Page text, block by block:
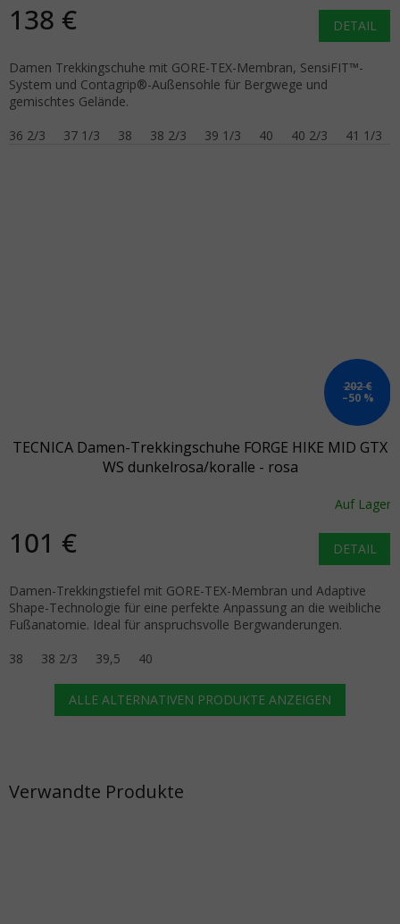
Verwandte Produkte
138 € DETAIL
Damen Trekkingschuhe mit GORE-TEX-Membran, SensiFIT™-
System und Contagrip®-Außensohle für Bergwege und
gemischtes Gelände.
36 2/3
37 1/3 38 38 2/3 39 1/3 40 40 2/3 41 1/3
202 €
–50 %
TECNICA Damen-Trekkingschuhe FORGE HIKE MID GTX
WS dunkelrosa/koralle - rosa
Auf Lager
101 € DETAIL
Damen-Trekkingstiefel mit GORE-TEX-Membran und Adaptive
Shape-Technologie für eine perfekte Anpassung an die weibliche
Fußanatomie. Ideal für anspruchsvolle Bergwanderungen.
38
38 2/3 39,5 40
ALLE ALTERNATIVEN PRODUKTE ANZEIGEN